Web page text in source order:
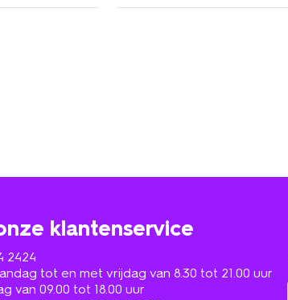
klantenservice
2424
tot en met vrijdag van 8.30 tot 21.00 uur
van 09.00 tot 18.00 uur